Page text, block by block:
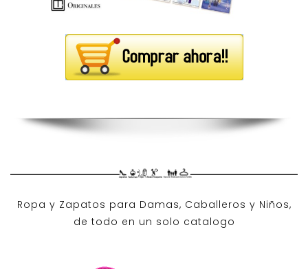
Ropa y Zapatos para Damas, Caballeros y Niños,
de todo en un solo catalogo